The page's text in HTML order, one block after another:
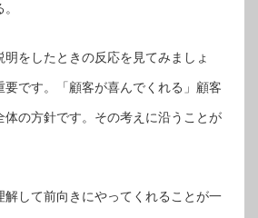
をしたときの反応を見てみましょ
要です。「顧客が喜んでくれる」顧客
体の方針です。その考えに沿うことが
解して前向きにやってくれることが一